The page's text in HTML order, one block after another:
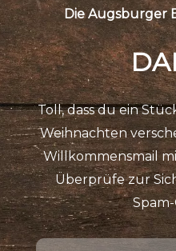
Die Augsburger
Toll, dass du ein
Weihnachten
Willkommensmail
Überprüfe zur